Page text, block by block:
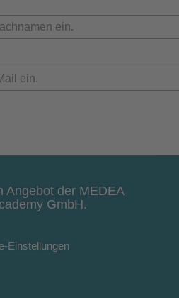
Angebot der MEDEA
GmbH.
Einstellungen